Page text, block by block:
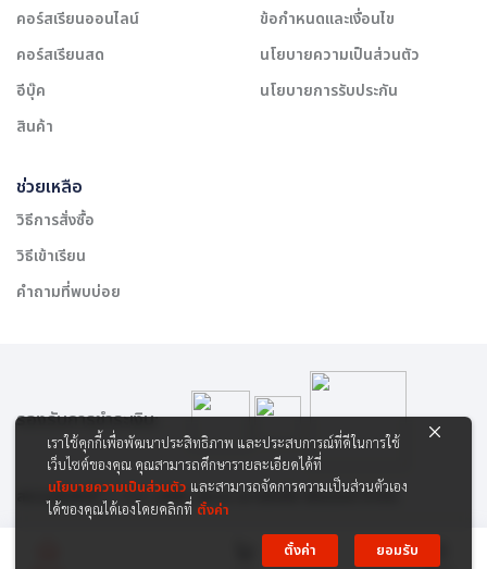
คอร์สเรียนออนไลน์
คอร์สเรียนสด
อีบุ๊ค
สินค้า
ข้อกำหนดและเงื่อนไข
นโยบายความเป็นส่วนตัว
นโยบายการรับประกัน
ช่วยเหลือ
วิธีการสั่งซื้อ
วิธีเข้าเรียน
คำถามที่พบบ่อย
สงวนลิขสิทธิ์ © 2565 บริษัท สยาม เคาเซิลลิ่ง เซ็นเตอร์ จำกัด
รองรับการชำระเงิน:
เราใช้คุกกี้เพื่อพัฒนาประสิทธิภาพ และประสบการณ์ที่ดีในการใช้
เว็บไซต์ของคุณ คุณสามารถศึกษารายละเอียดได้ที่
นโยบายความเป็นส่วนตัว และสามารถจัดการความเป็นส่วนตัวเอง
ได้ของคุณได้เองโดยคลิกที่ ตั้งค่า
ตั้งค่า
ยอมรับ